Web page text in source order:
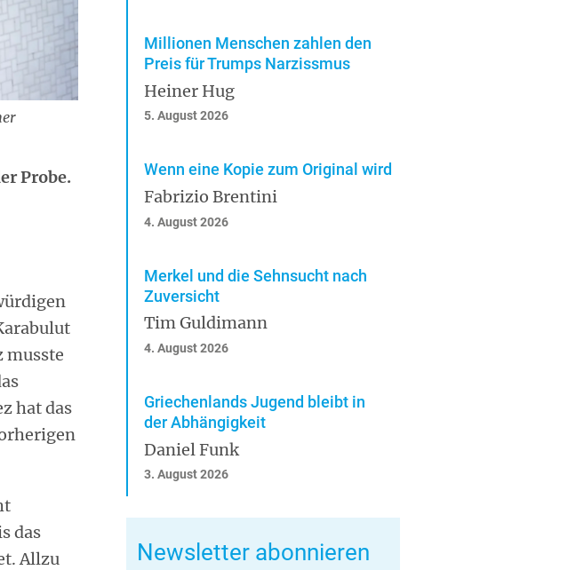
Probe.
musste
hat das
das
Allzu
Millionen Menschen zahlen den
Preis für Trumps Narzissmus
Heiner Hug
5. August 2026
Wenn eine Kopie zum Original wird
Fabrizio Brentini
4. August 2026
Merkel und die Sehnsucht nach
Zuversicht
Tim Guldimann
4. August 2026
Griechenlands Jugend bleibt in
der Abhängigkeit
Daniel Funk
3. August 2026
Newsletter abonnieren